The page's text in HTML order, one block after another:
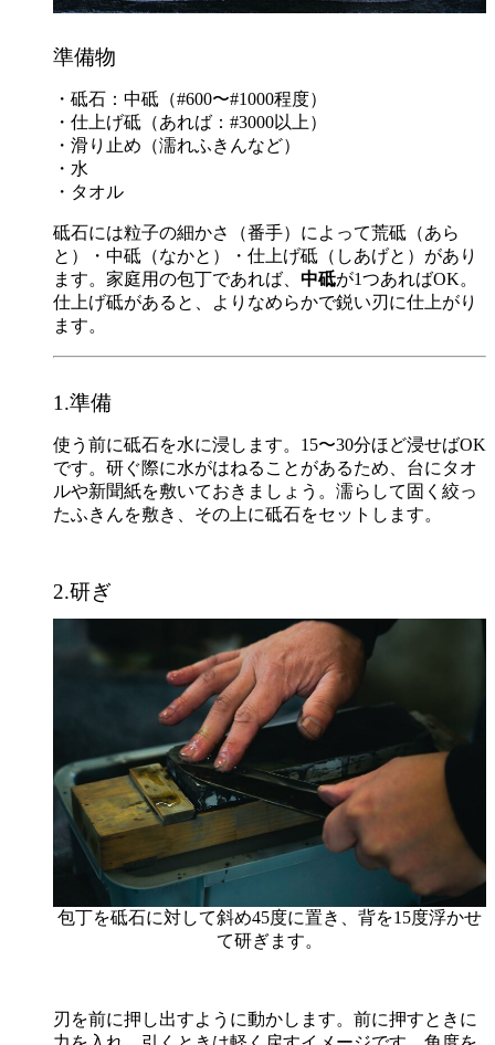
準備物
・砥石：中砥（#600〜#1000程度）
・仕上げ砥（あれば：#3000以上）
・滑り止め（濡れふきんなど）
・水
・タオル
砥石には粒子の細かさ（番手）によって荒砥（あら
と）・中砥（なかと）・仕上げ砥（しあげと）があり
ます。家庭用の包丁であれば、 中砥が1つあればOK。
仕上げ砥があると、よりなめらかで鋭い刃に仕上がり
ます。
1.準備
使う前に砥石を水に浸します。15〜30分ほど浸せばOK
です。研ぐ際に水がはねることがあるため、台にタオ
ルや新聞紙を敷いておきましょう。濡らして固く絞っ
たふきんを敷き、その上に砥石をセットします。
2.研ぎ
包丁を砥石に対して斜め45度に置き、背を15度浮かせ
て研ぎます。
刃を前に押し出すように動かします。前に押すときに